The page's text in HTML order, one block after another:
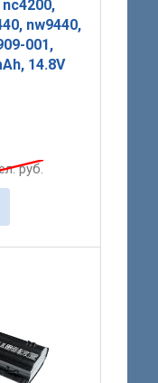
nc4200,
nw9440,
001,
14.8V
руб.